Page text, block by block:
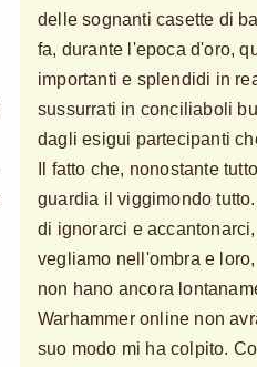
delle sognanti casette di
fa, durante l'epoca d'oro,
importanti e splendidi in
sussurrati in conciliaboli
dagli esigui partecipanti
Il fatto che, nonostante
guardia il viggimondo
di ignorarci e
vegliamo nell'ombra e
non hano ancora
Warhammer online non
suo modo mi ha colpito.